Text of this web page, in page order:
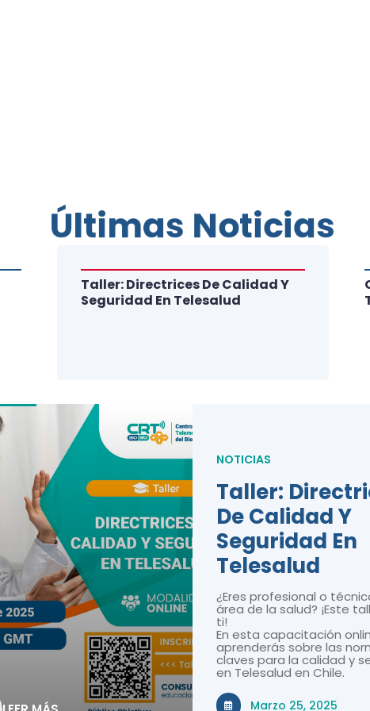
NOTICIAS
Taller:
De Calidad Y
Seguridad En
Telesalud
¿Eres profesional o
área de la salud? ¡Este
ti!
En esta capacitación
aprenderás sobre las
claves para la calidad y
en Telesalud en Chile.
Marzo 25, 2025
Taller: Directrices De Calidad Y
Seguridad En Telesalud
Últimas Noticias